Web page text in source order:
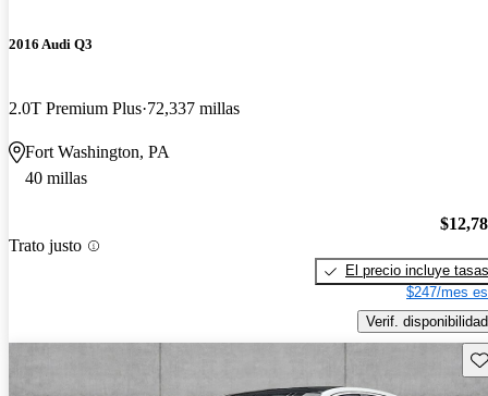
2016 Audi Q3
2.0T Premium Plus 72,337 millas
Fort Washington, PA
40 millas
Trato justo
El precio incluye tasas
$247/mes
Verif. disponibilidad